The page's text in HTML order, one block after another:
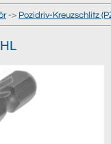
-> Pozidriv-Kreuzschlitz